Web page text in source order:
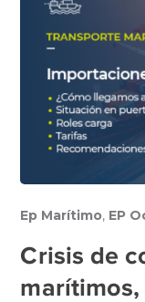
Ep Marítimo, EP
Crisis de